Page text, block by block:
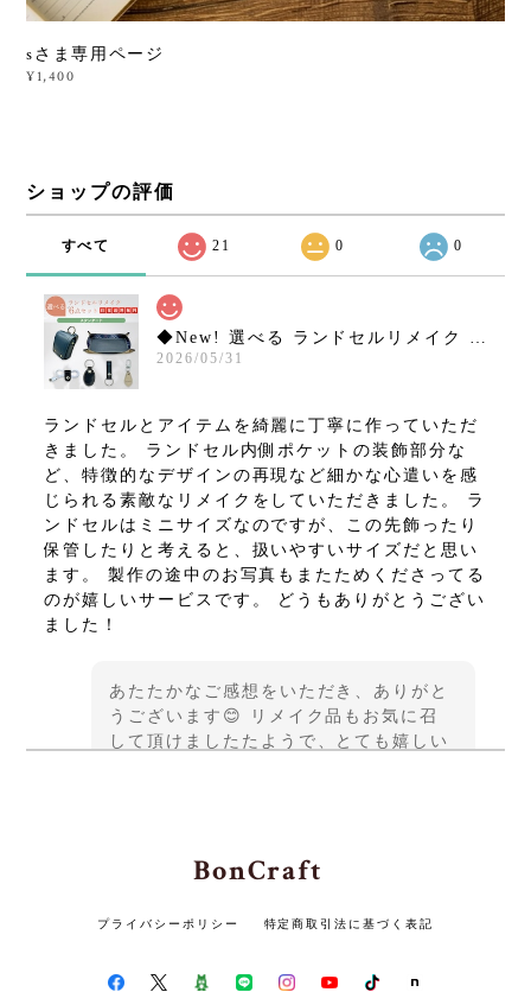
sさま専用ページ
¥1,400
ショップの評価
すべて 21 0 0
2026/05/31
ランドセルとアイテムを綺麗に丁寧に作っていただ
きました。 ランドセル内側ポケットの装飾部分な
ど、特徴的なデザインの再現など細かな心遣いを感
じられる素敵なリメイクをしていただきました。 ラ
ンドセルはミニサイズなのですが、この先飾ったり
保管したりと考えると、扱いやすいサイズだと思い
ます。 製作の途中のお写真もまたためくださってる
のが嬉しいサービスです。 どうもありがとうござい
ました！
あたたかなご感想をいただき、ありがと
うございます😊 リメイク品もお気に召
して頂けましたたようで、とても嬉しい
2026/05/14
BonCraft
プライバシーポリシー 特定商取引法に基づく表記